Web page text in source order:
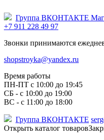
Группа ВКОНТАКТЕ
+7 911 228 49 97
Звонки принимаются
shopstroyka@yandex.ru
Время работы
ПН-ПТ c 10:00 до 19:45
СБ - с 10:00 до 19:00
ВС - с 11:00 до 18:00
Группа ВКОНТАКТЕ
Открыть каталог товаров